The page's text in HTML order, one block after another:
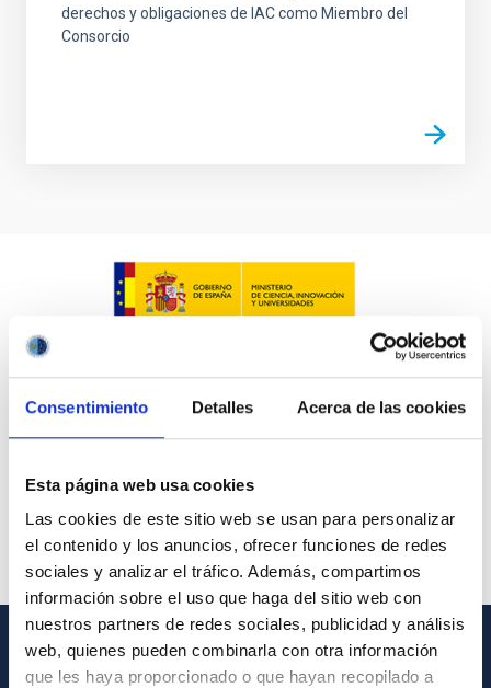
Consentimiento Detalles Acerca de las cookies
Esta página web usa cookies
Las cookies de este sitio web se usan para personalizar
el contenido y los anuncios, ofrecer funciones de redes
sociales y analizar el tráfico. Además, compartimos
información sobre el uso que haga del sitio web con
nuestros partners de redes sociales, publicidad y análisis
web, quienes pueden combinarla con otra información
que les haya proporcionado o que hayan recopilado a
derechos y obligaciones de IAC como Miembro del
Consorcio
INFORMACIÓN GENERAL